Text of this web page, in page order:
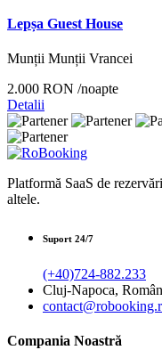
Lepșa Guest House
Munții Munții Vrancei
2.000 RON /noapte
Detalii
Platformă SaaS de
altele.
Suport 24/7
(+40)724-882.233
Cluj-Napoca,
Compania Noastră